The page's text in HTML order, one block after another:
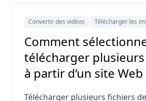
Convertir des vidéos Télécharger les
Comment
télécharger
à partir d’un site Web
Télécharger plusieurs fichiers